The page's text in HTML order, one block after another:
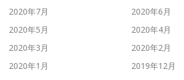
2020年7月
2020年6月
2020年5月
2020年4月
2020年3月
2020年2月
2020年1月
2019年12月